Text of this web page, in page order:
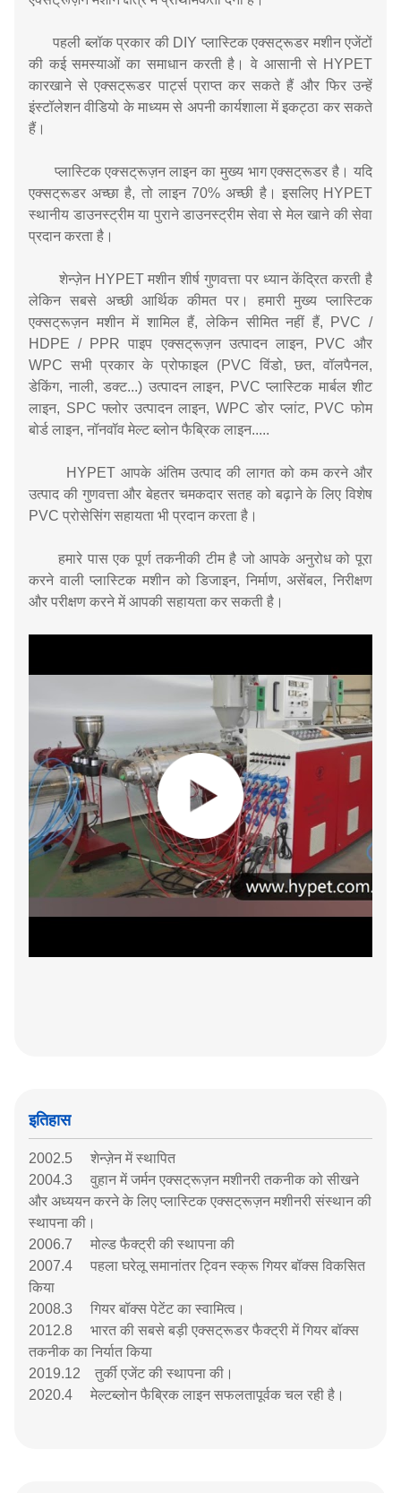
पहली ब्लॉक प्रकार की DIY प्लास्टिक एक्सट्रूडर मशीन एजेंटों
की कई समस्याओं का समाधान करती है। वे आसानी से HYPET
कारखाने से एक्सट्रूडर पार्ट्स प्राप्त कर सकते हैं और फिर उन्हें
इंस्टॉलेशन वीडियो के माध्यम से अपनी कार्यशाला में इकट्ठा कर सकते
हैं।
प्लास्टिक एक्सट्रूज़न लाइन का मुख्य भाग एक्सट्रूडर है। यदि
एक्सट्रूडर अच्छा है, तो लाइन 70% अच्छी है। इसलिए HYPET
स्थानीय डाउनस्ट्रीम या पुराने डाउनस्ट्रीम सेवा से मेल खाने की सेवा
प्रदान करता है।
शेन्ज़ेन HYPET मशीन शीर्ष गुणवत्ता पर ध्यान केंद्रित करती है
लेकिन सबसे अच्छी आर्थिक कीमत पर। हमारी मुख्य प्लास्टिक
एक्सट्रूज़न मशीन में शामिल हैं, लेकिन सीमित नहीं हैं, PVC /
HDPE / PPR पाइप एक्सट्रूज़न उत्पादन लाइन, PVC और
WPC सभी प्रकार के प्रोफाइल (PVC विंडो, छत, वॉलपैनल,
डेकिंग, नाली, डक्ट...) उत्पादन लाइन, PVC प्लास्टिक मार्बल शीट
लाइन, SPC फ्लोर उत्पादन लाइन, WPC डोर प्लांट, PVC फोम
बोर्ड लाइन, नॉनवॉव मेल्ट ब्लोन फैब्रिक लाइन.....
HYPET आपके अंतिम उत्पाद की लागत को कम करने और
उत्पाद की गुणवत्ता और बेहतर चमकदार सतह को बढ़ाने के लिए विशेष
PVC प्रोसेसिंग सहायता भी प्रदान करता है।
हमारे पास एक पूर्ण तकनीकी टीम है जो आपके अनुरोध को पूरा
करने वाली प्लास्टिक मशीन को डिजाइन, निर्माण, असेंबल, निरीक्षण
और परीक्षण करने में आपकी सहायता कर सकती है।
इतिहास
2002.5 शेन्ज़ेन में स्थापित
2004.3 वुहान में जर्मन एक्सट्रूज़न मशीनरी तकनीक को सीखने
और अध्ययन करने के लिए प्लास्टिक एक्सट्रूज़न मशीनरी संस्थान की
स्थापना की।
2006.7 मोल्ड फैक्ट्री की स्थापना की
2007.4 पहला घरेलू समानांतर ट्विन स्क्रू गियर बॉक्स विकसित
किया
2008.3 गियर बॉक्स पेटेंट का स्वामित्व।
2012.8 भारत की सबसे बड़ी एक्सट्रूडर फैक्ट्री में गियर बॉक्स
तकनीक का निर्यात किया
2019.12 तुर्की एजेंट की स्थापना की।
2020.4 मेल्टब्लोन फैब्रिक लाइन सफलतापूर्वक चल रही है।